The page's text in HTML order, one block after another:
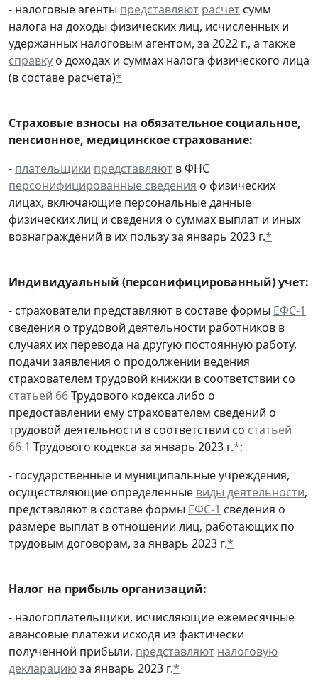
- налоговые агенты представляют расчет сумм
налога на доходы физических лиц, исчисленных и
удержанных налоговым агентом, за 2022 г., а также
справку о доходах и суммах налога физического лица
(в составе расчета)*
Страховые взносы на обязательное социальное,
пенсионное, медицинское страхование:
- плательщики представляют в ФНС
персонифицированные сведения о физических
лицах, включающие персональные данные
физических лиц и сведения о суммах выплат и иных
вознаграждений в их пользу за январь 2023 г.*
Индивидуальный (персонифицированный) учет:
- страхователи представляют в составе формы ЕФС-1
сведения о трудовой деятельности работников в
случаях их перевода на другую постоянную работу,
подачи заявления о продолжении ведения
страхователем трудовой книжки в соответствии со
статьей 66Трудового кодекса либо о
предоставлении ему страхователем сведений о
трудовой деятельности в соответствии со статьей
66.1 Трудового кодекса за январь 2023 г.*;
- государственные и муниципальные учреждения,
осуществляющие определенные виды деятельности,
представляют в составе формы ЕФС-1 сведения о
размере выплат в отношении лиц, работающих по
трудовым договорам, за январь 2023 г.*
Налог на прибыль организаций:
- налогоплательщики, исчисляющие ежемесячные
авансовые платежи исходя из фактически
полученной прибыли, представляют налоговую
декларациюза январь 2023 г.*